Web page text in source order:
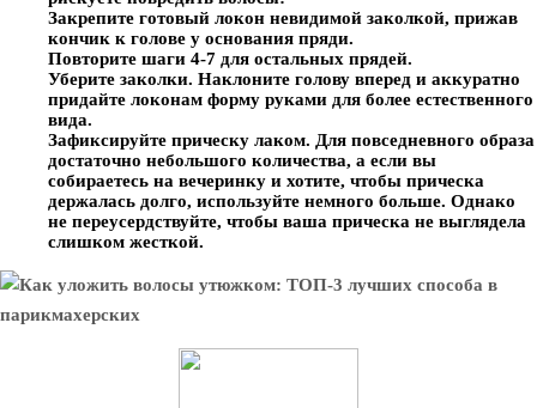
Закрепите готовый локон невидимой заколкой, прижав
кончик к голове у основания пряди.
Повторите шаги 4-7 для остальных прядей.
Уберите заколки. Наклоните голову вперед и аккуратно
придайте локонам форму руками для более естественного
вида.
Зафиксируйте прическу лаком. Для повседневного образа
достаточно небольшого количества, а если вы
собираетесь на вечеринку и хотите, чтобы прическа
держалась долго, используйте немного больше. Однако
не переусердствуйте, чтобы ваша прическа не выглядела
слишком жесткой.